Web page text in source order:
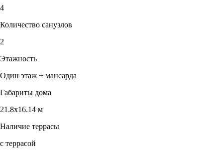
4
Количество санузлов
2
Этажность
Один этаж + мансарда
Габариты дома
21.8х16.14 м
Наличие террасы
с террасой